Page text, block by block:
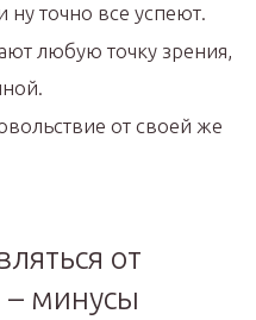
точно все успеют.
любую точку зрения,
от своей же
от
– минусы